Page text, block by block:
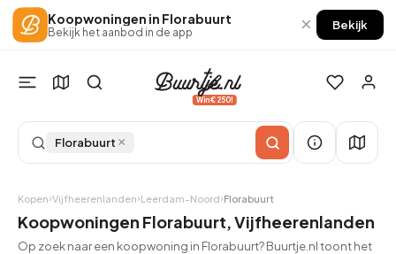
Koopwoningen in Florabuurt
Bekijk het aanbod in de app × Bekijk
Win €250!
Florabuurt ×
Kopen Vijfheerenlanden Leerdam-Noord Florabuurt
Koopwoningen Florabuurt, Vijfheerenlanden
Op zoek naar een koopwoning in Florabuurt? Buurtje.nl toont het